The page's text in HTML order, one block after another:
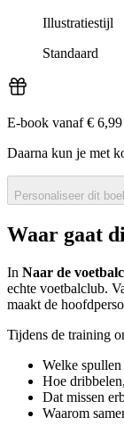
Illustratiestijl
Standaard
E-book vanaf € 6,99
Daarna kun je met
Personaliseer dit
Waar gaat
In Naar de
echte voetbalclub.
maakt de
Tijdens de training
Welke
Hoe
Dat missen
Waarom